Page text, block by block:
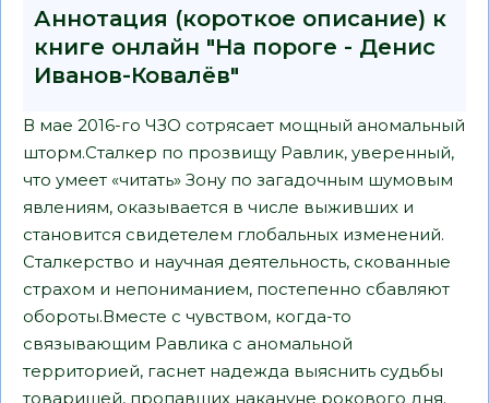
Аннотация (короткое описание) к
книге онлайн "На пороге - Денис
Иванов-Ковалёв"
В мае 2016-го ЧЗО сотрясает мощный аномальный
шторм.Сталкер по прозвищу Равлик, уверенный,
что умеет «читать» Зону по загадочным шумовым
явлениям, оказывается в числе выживших и
становится свидетелем глобальных изменений.
Сталкерство и научная деятельность, скованные
страхом и непониманием, постепенно сбавляют
обороты.Вместе с чувством, когда-то
связывающим Равлика с аномальной
территорией, гаснет надежда выяснить судьбы
товарищей, пропавших накануне рокового дня.